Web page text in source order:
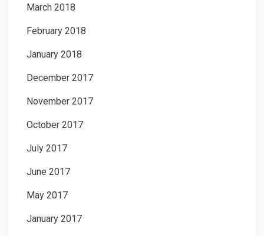
March 2018
February 2018
January 2018
December 2017
November 2017
October 2017
July 2017
June 2017
May 2017
January 2017